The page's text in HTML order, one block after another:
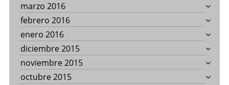
marzo 2016
febrero 2016
enero 2016
diciembre 2015
noviembre 2015
octubre 2015